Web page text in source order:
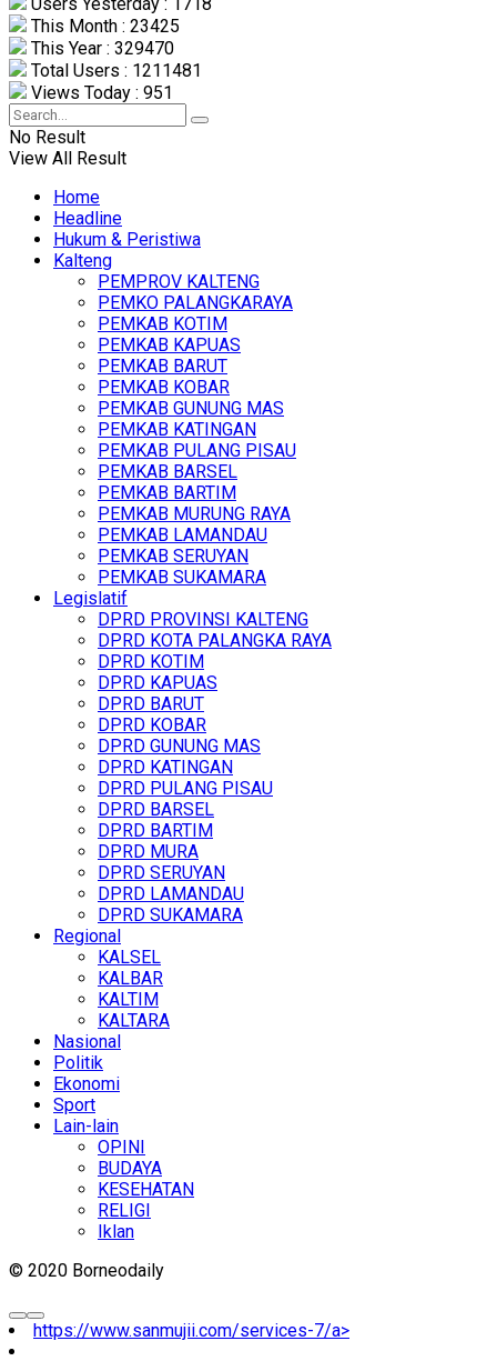
Users Yesterday : 1718
This Month : 23425
This Year : 329470
Total Users : 1211481
Views Today : 951
No Result
View All Result
Home
Headline
Hukum & Peristiwa
Kalteng
PEMPROV KALTENG
PEMKO PALANGKARAYA
PEMKAB KOTIM
PEMKAB KAPUAS
PEMKAB BARUT
PEMKAB KOBAR
PEMKAB GUNUNG MAS
PEMKAB KATINGAN
PEMKAB PULANG PISAU
PEMKAB BARSEL
PEMKAB BARTIM
PEMKAB MURUNG RAYA
PEMKAB LAMANDAU
PEMKAB SERUYAN
PEMKAB SUKAMARA
Legislatif
DPRD PROVINSI KALTENG
DPRD KOTA PALANGKA RAYA
DPRD KOTIM
DPRD KAPUAS
DPRD BARUT
DPRD KOBAR
DPRD GUNUNG MAS
DPRD KATINGAN
DPRD PULANG PISAU
DPRD BARSEL
DPRD BARTIM
DPRD MURA
DPRD SERUYAN
DPRD LAMANDAU
DPRD SUKAMARA
Regional
KALSEL
KALBAR
KALTIM
KALTARA
Nasional
Politik
Ekonomi
Sport
Lain-lain
OPINI
BUDAYA
KESEHATAN
RELIGI
Iklan
© 2020 Borneodaily
https://www.sanmujii.com/services-7/a>